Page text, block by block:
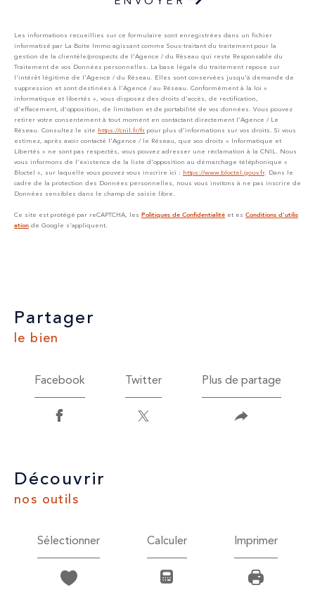
Les informations recueillies sur ce formulaire sont enregistrées dans un fichier
informatisé par La Boite Immo agissant comme Sous-traitant du traitement pour la
gestion de la clientèle/prospects de l'Agence / du Réseau qui reste Responsable du
Traitement de vos Données personnelles. La base légale du traitement repose sur
l'intérêt légitime de l'Agence / du Réseau. Elles sont conservées jusqu'à demande de
suppression et sont destinées à l'Agence / au Réseau. Conformément à la loi «
informatique et libertés », vous disposez des droits d’accès, de rectification,
d’effacement, d’opposition, de limitation et de portabilité de vos données. Vous pouvez
retirer votre consentement à tout moment en contactant directement l’Agence / Le
Réseau. Consultez le site https://cnil.fr/fr pour plus d’informations sur vos droits. Si vous
estimez, après avoir contacté l'Agence / le Réseau, que vos droits « Informatique et
Libertés » ne sont pas respectés, vous pouvez adresser une réclamation à la CNIL. Nous
vous informons de l’existence de la liste d'opposition au démarchage téléphonique «
Bloctel », sur laquelle vous pouvez vous inscrire ici : https://www.bloctel.gouv.fr. Dans le
cadre de la protection des Données personnelles, nous vous invitons à ne pas inscrire de
Données sensibles dans le champ de saisie libre.
Ce site est protégé par reCAPTCHA, les Politiques de Confidentialité et es Conditions d'utilis
ation de Google s'appliquent.
partager
le bien
Facebook Twitter Plus de partage
découvrir
nos outils
Sélectionner Calculer Imprimer